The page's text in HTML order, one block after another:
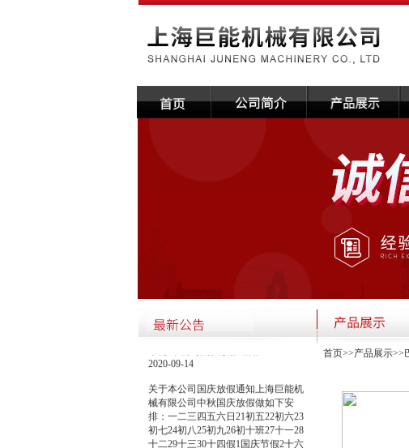
2020-09-14
关于本公司国庆放假通知上海巨能机
械有限公司中秋国庆放假做如下安
排：一二三四五六日21初五22初六23
初七24初八25初九26初十班27十一28
十二29十三30十四假1国庆节假2十六
首页>>产品展示>>